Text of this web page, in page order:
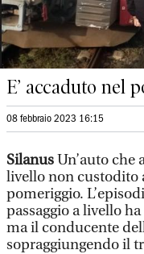
E’ accaduto nel
08 febbraio 2023 16:15
SilanusUn’auto che
livello non custodito
pomeriggio.
passaggio a livello
ma il conducente
sopraggiungendo il